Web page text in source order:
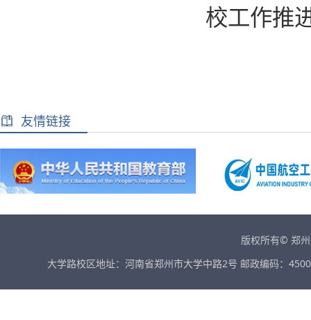
校工作推
友情链接
版权所有© 郑
大学路校区地址：河南省郑州市大学中路2号 邮政编码：